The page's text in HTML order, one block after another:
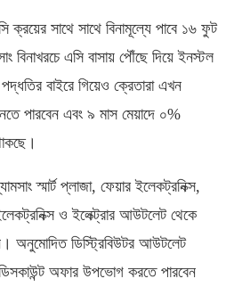
ক্রয়ের সাথে সাথে বিনামূল্যে পাবে ১৬ ফুট
বিনাখরচে এসি বাসায় পৌঁছে দিয়ে ইনস্টল
বাইরে গিয়েও ক্রেতারা এখন
পারবেন এবং ৯ মাস মেয়াদে ০%
স্মার্ট প্লাজা, ফেয়ার ইলেকট্রনিক্স,
ও ইলেক্ট্রার আউটলেট থেকে
অনুমোদিত ডিস্ট্রিবিউটর আউটলেট
অফার উপভোগ করতে পারবেন